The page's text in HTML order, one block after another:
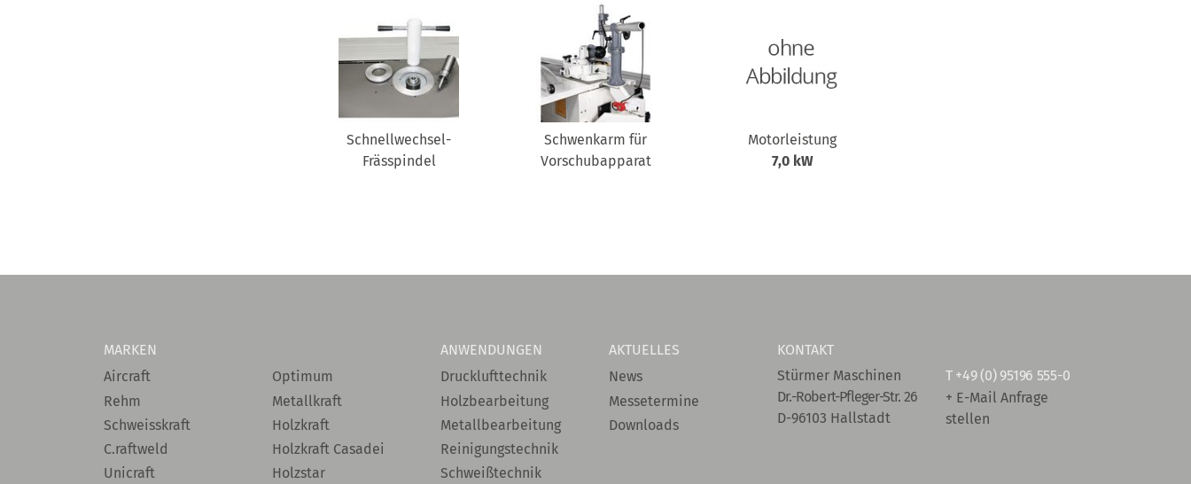
Schnellwechsel-
Frässpindel
Schwenkarm für
Vorschubapparat
Motorleistung
7,0 kW
MARKEN
Aircraft
Rehm
Schweisskraft
C.raftweld
Unicraft
Optimum
Metallkraft
Holzkraft
Holzkraft Casadei
Holzstar
ANWENDUNGEN
Drucklufttechnik
Holzbearbeitung
Metallbearbeitung
Reinigungstechnik
Schweißtechnik
AKTUELLES
News
Messetermine
Downloads
KONTAKT
Stürmer Maschinen
Dr.-Robert-Pfleger-Str. 26
D-96103 Hallstadt
T +49 (0) 95196 555-0
+ E-Mail Anfrage
stellen